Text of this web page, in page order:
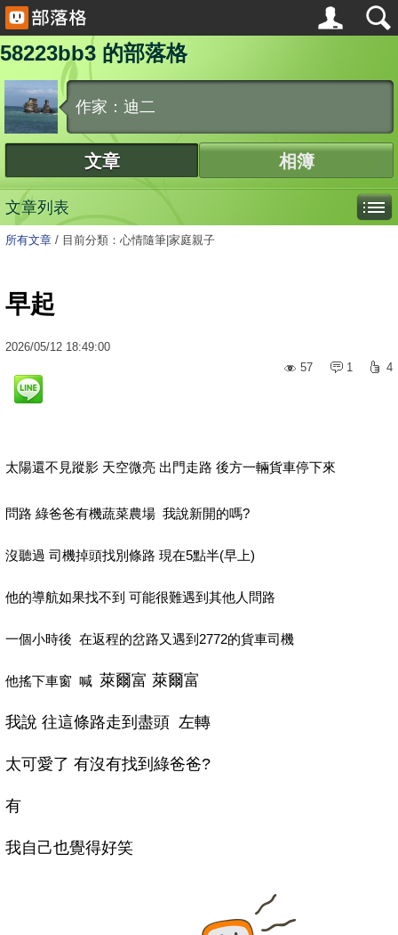
58223bb3 的部落格
作家：迪二
文章 相簿
文章列表
所有文章 / 目前分類：心情隨筆|家庭親子
早起
2026/05/12 18:49:00
57
1 4
太陽還不見蹤影 天空微亮 出門走路 後方一輛貨車停下來
問路 綠爸爸有機蔬菜農場 我說新開的嗎?
沒聽過 司機掉頭找別條路 現在5點半(早上)
他的導航如果找不到 可能很難遇到其他人問路
一個小時後 在返程的岔路又遇到2772的貨車司機
他搖下車窗 喊 萊爾富 萊爾富
我說 往這條路走到盡頭 左轉
太可愛了 有沒有找到綠爸爸?
有
我自己也覺得好笑